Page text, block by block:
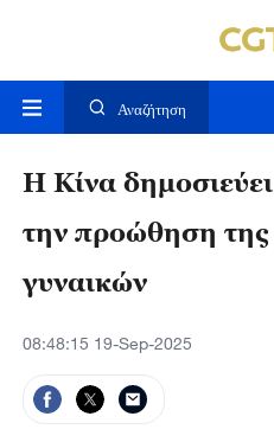
Αναζήτηση
Η Κίνα
την προώθηση της
γυναικών
08:48:15 19-Sep-2025